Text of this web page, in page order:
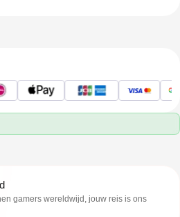
gamers wereldwijd, jouw reis is ons